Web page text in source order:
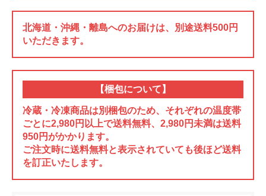
北海道・沖縄・離島へのお届けは、別途送料500円
いただきます。
【梱包について】
冷蔵・冷凍商品は別梱包のため、それぞれの温度帯
ごとに2,980円以上で送料無料、2,980円未満は送料
950円がかかります。
ご注文時に送料無料と表示されていても後ほど送料
を訂正いたします。